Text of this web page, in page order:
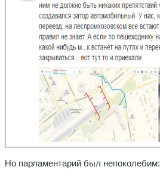
Но парламентарий был непоколебим: